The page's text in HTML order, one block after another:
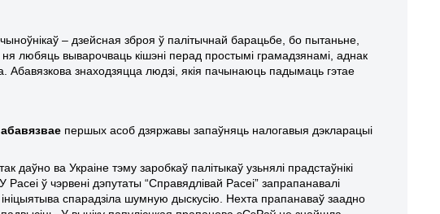
– дзейсная зброя ў палітычнай барацьбе, бо пытаньне,
ня любяць выварочваць кішэні перад простымі грамадзянамі, аднак
знаходзяцца людзі, якія пачынаюць падымаць гэтае
першых асоб дзяржавы запаўняць налогавыя дэкларацыі
ва Украіне тэму заробкаў палітыкаў узьнялі прадстаўнікі
ў чэрвені дэпутаты “Справядлівай Расеі” запрапанавалі
спарадзіла шумную дыскусію. Нехта прапанаваў заадно